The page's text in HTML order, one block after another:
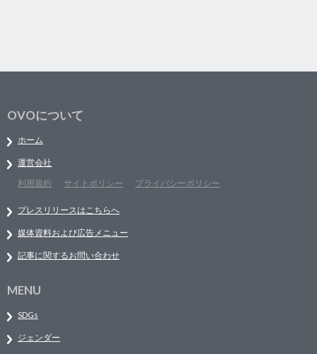
OVOについて
ホーム
運営会社
利用規約
サイトポリシー プライバシーポリシー
プレスリリースはこちらへ
媒体資料および広告メニュー
記事に関するお問い合わせ
MENU
SDGs
ジェンダー